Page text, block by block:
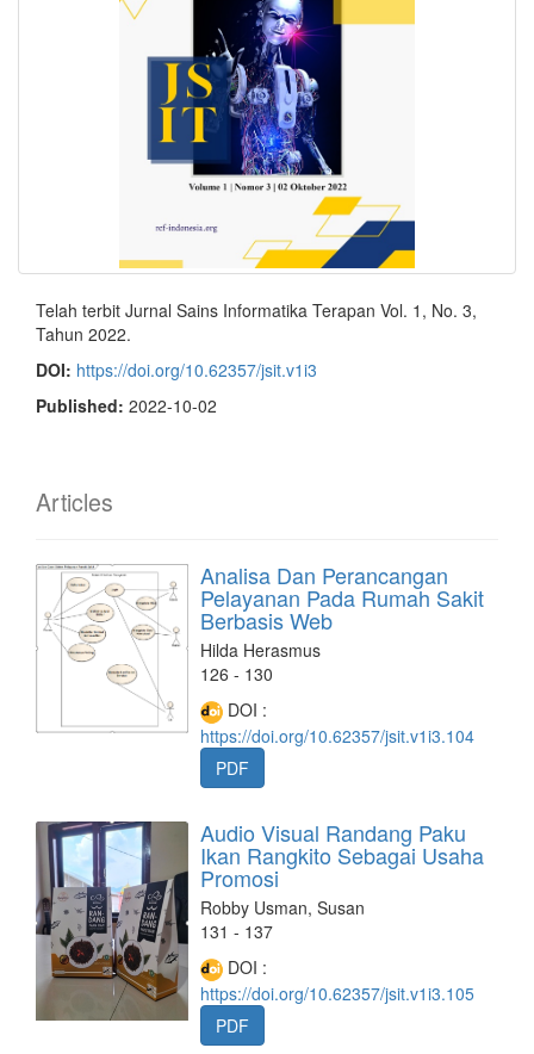
Telah terbit Jurnal Sains Informatika Terapan Vol. 1, No. 3,
Tahun 2022.
DOI: https://doi.org/10.62357/jsit.v1i3
Published: 2022-10-02
Articles
Analisa Dan Perancangan
Pelayanan Pada Rumah Sakit
Berbasis Web
Hilda Herasmus
126 - 130
DOI :
https://doi.org/10.62357/jsit.v1i3.104
PDF
Audio Visual Randang Paku
Ikan Rangkito Sebagai Usaha
Promosi
Robby Usman, Susan
131 - 137
DOI :
https://doi.org/10.62357/jsit.v1i3.105
PDF